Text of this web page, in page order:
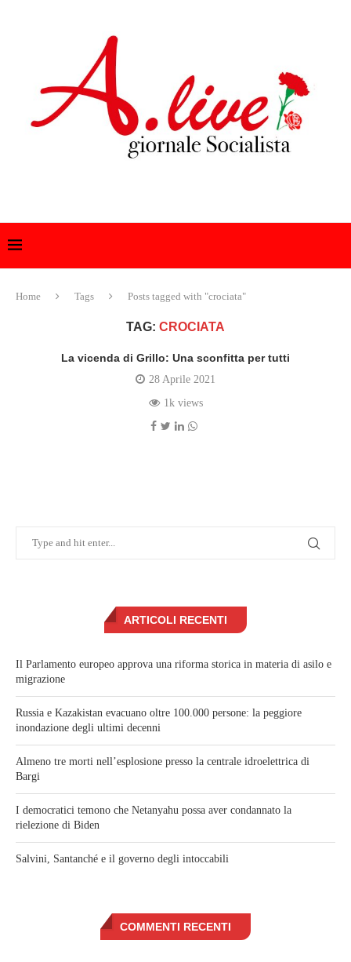
Home Tags Posts tagged with "crociata"
TAG: CROCIATA
La vicenda di Grillo: Una sconfitta per tutti
28 Aprile 2021
1k views
ARTICOLI RECENTI
Il Parlamento europeo approva una riforma storica in materia di asilo e
migrazione
Russia e Kazakistan evacuano oltre 100.000 persone: la peggiore
inondazione degli ultimi decenni
Almeno tre morti nell’esplosione presso la centrale idroelettrica di
Bargi
I democratici temono che Netanyahu possa aver condannato la
rielezione di Biden
Salvini, Santanché e il governo degli intoccabili
COMMENTI RECENTI